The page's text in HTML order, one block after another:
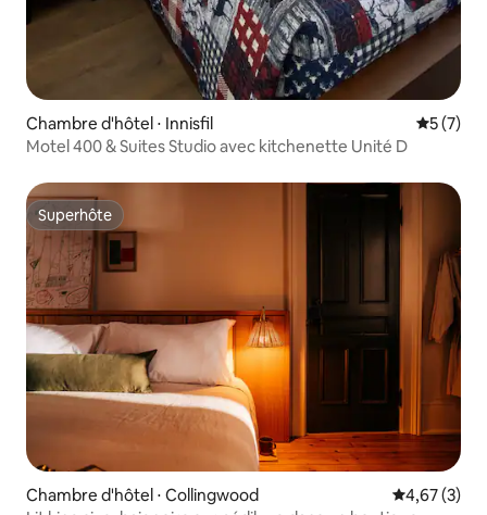
Chambre d'hôtel ⋅ Innisfil
5 (7)
Motel 400 & Suites Studio avec kitchenette Unité D
Superhôte
Superhôte
Chambre d'hôtel ⋅ Collingwood Évaluation
4,67 (3)